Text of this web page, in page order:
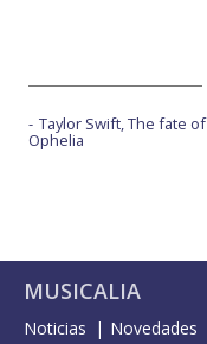
Taylor Swift, The fate of
Ophelia
MUSICALIA
Noticias Novedades